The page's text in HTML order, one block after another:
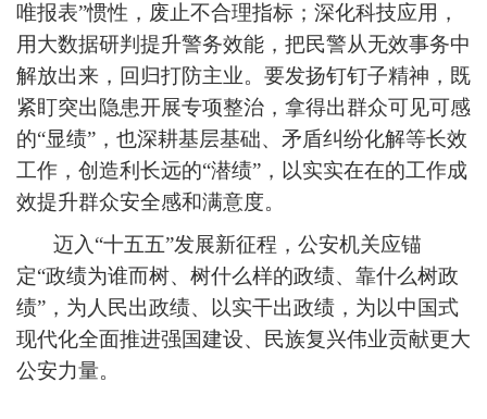
唯报表”惯性，废止不合理指标；深化科技应用，
用大数据研判提升警务效能，把民警从无效事务中
解放出来，回归打防主业。要发扬钉钉子精神，既
紧盯突出隐患开展专项整治，拿得出群众可见可感
的“显绩”，也深耕基层基础、矛盾纠纷化解等长效
工作，创造利长远的“潜绩”，以实实在在的工作成
效提升群众安全感和满意度。
迈入“十五五”发展新征程，公安机关应锚
定“政绩为谁而树、树什么样的政绩、靠什么树政
绩”，为人民出政绩、以实干出政绩，为以中国式
现代化全面推进强国建设、民族复兴伟业贡献更大
公安力量。